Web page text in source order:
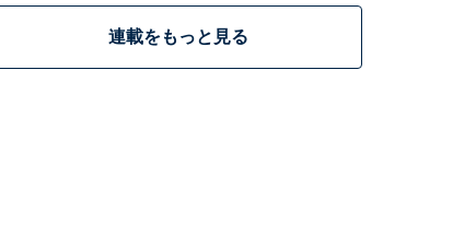
連載をもっと見る